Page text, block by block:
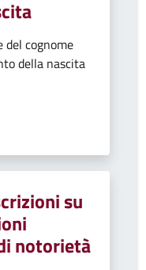
cognome
della nascita
su
notorietà